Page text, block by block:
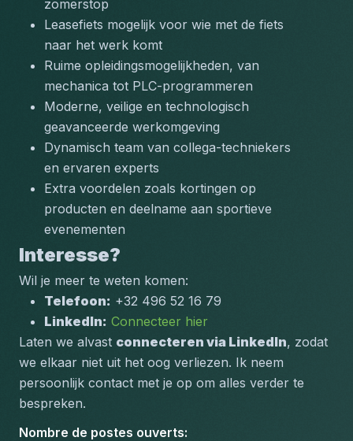
zomerstop
Leasefiets mogelijk voor wie met de fiets
naar het werk komt
Ruime opleidingsmogelijkheden, van
mechanica tot PLC-programmeren
Moderne, veilige en technologisch
geavanceerde werkomgeving
Dynamisch team van collega-techniekers
en ervaren experts
Extra voordelen zoals kortingen op
producten en deelname aan sportieve
evenementen
Interesse?
Wil je meer te weten komen:
Telefoon: +32 496 52 16 79
LinkedIn: Connecteer hier
Laten we alvast connecteren via LinkedIn, zodat
we elkaar niet uit het oog verliezen. Ik neem
persoonlijk contact met je op om alles verder te
bespreken.
Nombre de postes ouverts: